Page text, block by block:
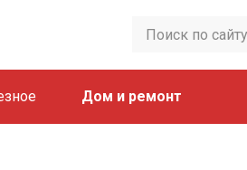
Дом и ремонт